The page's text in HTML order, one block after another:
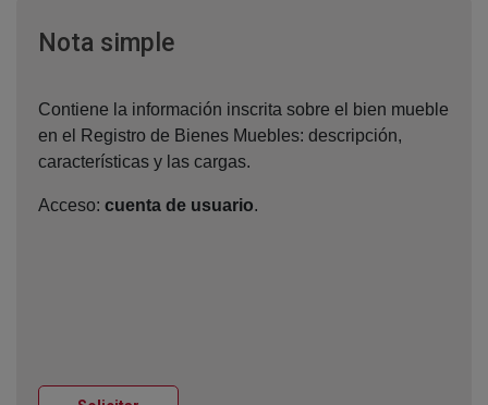
Nota simpleVentana nueva
Contiene la información inscrita sobre el bien mueble
en el Registro de Bienes Muebles: descripción,
características y las cargas.
Acceso: cuenta de usuario.